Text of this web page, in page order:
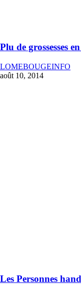
Plu de grossesses
LOMEBOUGEINFO
août 10, 2014
Les Personnes